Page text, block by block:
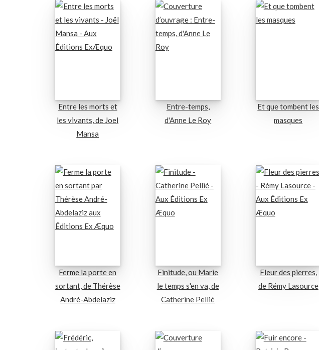
Entre les morts et
les vivants, de Joel
Mansa
Entre-temps,
d'Anne Le Roy
Et que tombent les
masques
Ferme la porte en
sortant, de Thérèse
André-Abdelaziz
Finitude, ou Marie
le temps s'en va, de
Catherine Pellié
Fleur des pierres,
de Rémy Lasource